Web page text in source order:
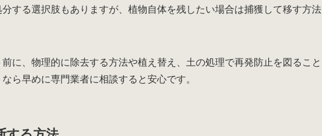
する選択肢もありますが、植物自体を残したい場合は捕獲して移す方法
に、物理的に除去する方法や植え替え、土の処理で再発防止を図ること
ら早めに専門業者に相談すると安心です。